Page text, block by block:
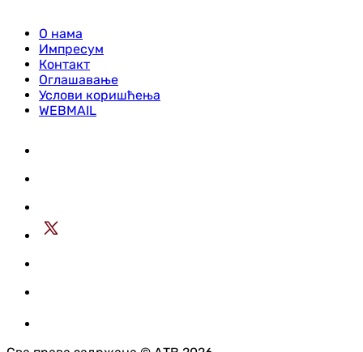
О нама
Импресум
Контакт
Оглашавање
Услови коришћења
WEBMAIL